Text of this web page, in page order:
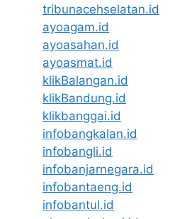
tribunacehselatan.id
ayoagam.id
ayoasahan.id
ayoasmat.id
klikBalangan.id
klikBandung.id
klikbanggai.id
infobangkalan.id
infobangli.id
infobanjarnegara.id
infobantaeng.id
infobantul.id